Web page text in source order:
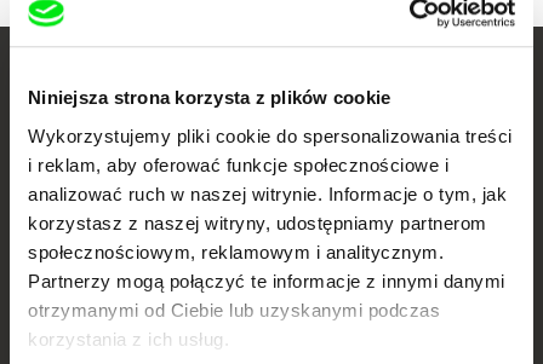
Niniejsza strona korzysta z plików cookie
Wykorzystujemy pliki cookie do spersonalizowania treści
i reklam, aby oferować funkcje społecznościowe i
analizować ruch w naszej witrynie. Informacje o tym, jak
korzystasz z naszej witryny, udostępniamy partnerom
społecznościowym, reklamowym i analitycznym.
Partnerzy mogą połączyć te informacje z innymi danymi
otrzymanymi od Ciebie lub uzyskanymi podczas
korzystania z ich usług.
Twoje kino
dokumentalne online
Nowe festiwalowe filmy
każdego tygodnia
Portal DAFilms.pl powstał w wyniku inicjatywy Doc Alliance, kreatywnej
współpracy 7 europejskich festiwali kina dokumentalnego. Naszym celem
jest przesuwać granice filmu dokumentalnego, wspierać jego
różnorodność i promować wartościowe autorskie filmy.